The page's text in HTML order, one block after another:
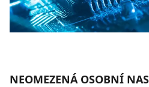
NEOMEZENÁ OSOBNÍ